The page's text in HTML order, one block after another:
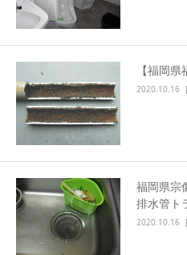
【福岡
2020.10.16
福岡県宗
排水管ト
2020.10.16